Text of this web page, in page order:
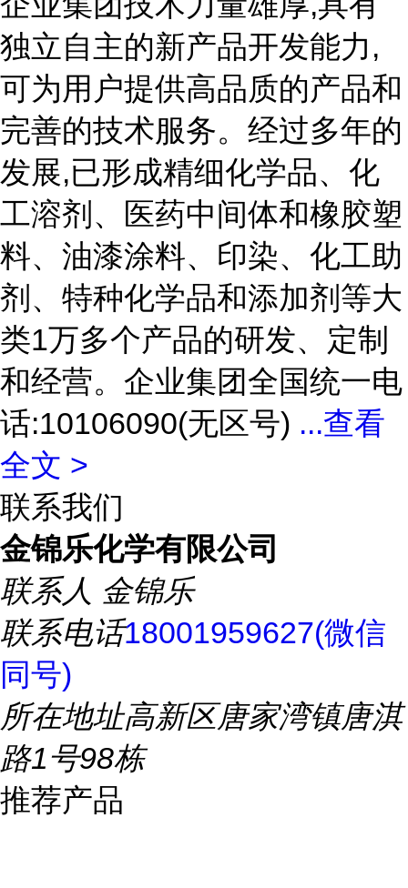
独立自主的新产品开发能力,
可为用户提供高品质的产品和
完善的技术服务。经过多年的
发展,已形成精细化学品、化
工溶剂、医药中间体和橡胶塑
料、油漆涂料、印染、化工助
剂、特种化学品和添加剂等大
类1万多个产品的研发、定制
和经营。企业集团全国统一电
话:10106090(无区号) ...查看
全文 >
联系我们
金锦乐化学有限公司
联系人 金锦乐
联系电话18001959627(微信
同号)
所在地址高新区唐家湾镇唐淇
路1号98栋
推荐产品